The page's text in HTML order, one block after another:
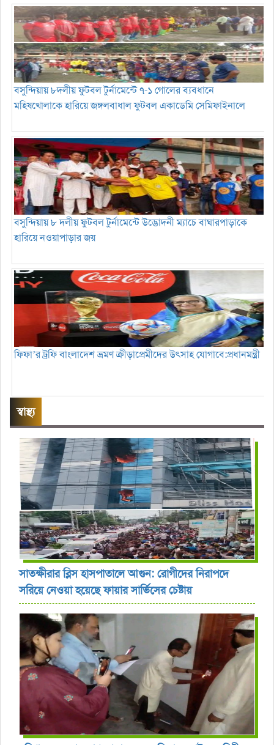
বসুন্দিয়ায় ৮দলীয় ফুটবল টুর্নামেন্টে ৭-১ গোলের ব্যবধানে
মহিষখোলাকে হারিয়ে জঙ্গলবাধাল ফুটবল একাডেমি সেমিফাইনালে
বসুন্দিয়ায় ৮ দলীয় ফুটবল টুর্নামেন্টে উদ্ভোদনী ম্যাচে বাঘারপাড়াকে
হারিয়ে নওয়াপাড়ার জয়
ফিফা’র ট্রফি বাংলাদেশ ভ্রমণ ক্রীড়াপ্রেমীদের উৎসাহ যোগাবে:প্রধানমন্ত্রী
স্বাস্থ্য
সাতক্ষীরার ব্লিস হাসপাতালে আগুন: রোগীদের নিরাপদে
সরিয়ে নেওয়া হয়েছে ফায়ার সার্ভিসের চেষ্টায়